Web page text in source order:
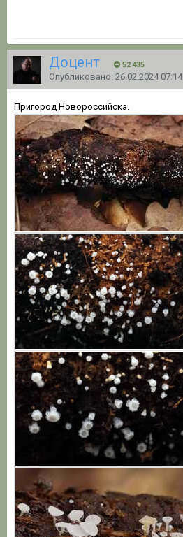
Доцент 52 435
Опубликовано: 26.02.2024 07:14
Пригород Новороссийска.